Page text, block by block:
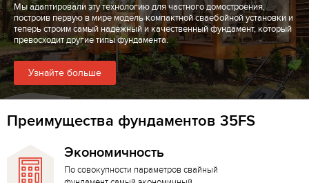
Мы адаптировали эту технологию для частного домостроения,
построив первую в мире модель компактной сваебойной установки и
теперь строим самый надежный и качественный фундамент, который
превосходит другие типы фундамента.
Узнайте больше
Преимущества фундаментов 35FS
Экономичность
По совокупности параметров свайный